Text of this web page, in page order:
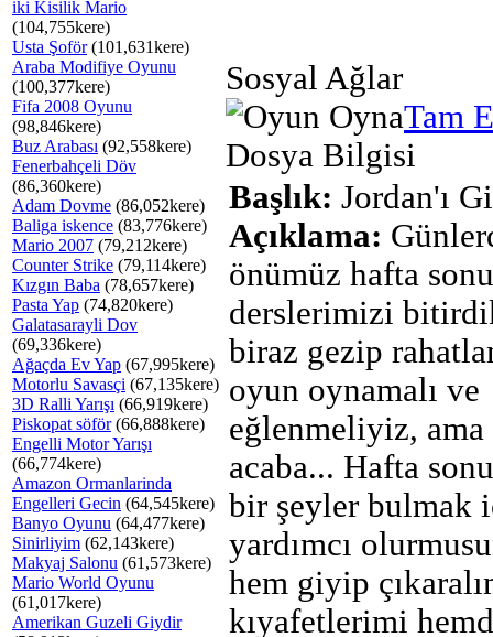
iki Kisilik Mario
(104,755kere)
Usta Şoför(101,631kere)
Araba Modifiye Oyunu
(100,377kere)
Fifa 2008 Oyunu
(98,846kere)
Buz Arabası (92,558kere)
Fenerbahçeli Döv
(86,360kere)
Adam Dovme (86,052kere)
Baliga iskence (83,776kere)
Mario 2007 (79,212kere)
Counter Strike (79,114kere)
Kızgın Baba (78,657kere)
Pasta Yap (74,820kere)
Galatasarayli Dov
(69,336kere)
Ağaçda Ev Yap (67,995kere)
Motorlu Savasçi (67,135kere)
3D Ralli Yarışı (66,919kere)
Piskopat söför(66,888kere)
Engelli Motor Yarışı
(66,774kere)
Amazon Ormanlarinda
Engelleri Gecin (64,545kere)
Banyo Oyunu (64,477kere)
Sinirliyim (62,143kere)
Makyaj Salonu (61,573kere)
Mario World Oyunu
(61,017kere)
Amerikan Guzeli Giydir
Sosyal Ağlar
Tam
Dosya Bilgisi
Başlık: Jordan'ı
Açıklama:
önümüz hafta sonu
derslerimizi
biraz gezip
oyun oynamalı ve
eğlenmeliyiz,
acaba... Hafta
bir şeyler bulmak
yardımcı
hem giyip
kıyafetlerimi